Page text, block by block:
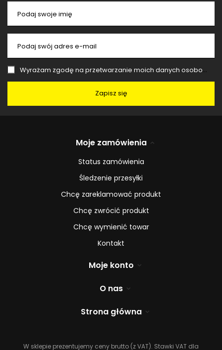
Podaj swoje imię
Podaj swój adres e-mail
Wyrażam zgodę na przetwarzanie moich danych osobowych (adres e-mail) na potrzeby wysyłki newslettera z informacją handlową (marketing). Więcej w
Zapisz się
Moje zamówienia
Status zamówienia
Śledzenie przesyłki
Chcę zareklamować produkt
Chcę zwrócić produkt
Chcę wymienić towar
Kontakt
Moje konto
O nas
Strona główna
W sklepie prezentujemy ceny brutto (z VAT). Stawki VAT dla